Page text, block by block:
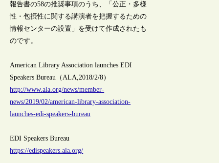
報告書の58の推奨事項のうち、「公正・多様
性・包摂性に関する講演者を把握するための
情報センターの設置」を受けて作成されたも
のです。
American Library Association launches EDI
Speakers Bureau（ALA,2018/2/8）
http://www.ala.org/news/member-
news/2019/02/american-library-association-
launches-edi-speakers-bureau
EDI Speakers Bureau
https://edispeakers.ala.org/